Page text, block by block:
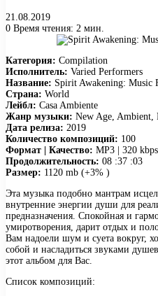
21.08.2019
0 Время чтения: 2 мин.
Категория: Compilation
Исполнитель: Varied Performers
Название: Spirit Awakening: Music
Страна: World
Лейбл: Casa Ambiente
Жанр музыки: New Age, Ambient,
Дата релиза: 2019
Количество композиций: 100
Формат | Качество: MP3 | 320 kbps
Продолжительность: 08 :37 :03
Размер: 1120 mb (+3% )
Эта музыка подобно мантрам
внутренние энергии души для
предназначения. Спокойная и
умиротворения, дарит отдых и
Вам надоели шум и суета вокруг,
собой и насладиться звуками
этот альбом для Вас.
Список композиций: